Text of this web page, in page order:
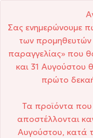
Σας ενημερώνουμε
των προμηθευτών
παραγγελίας» που
και 31 Αυγούστου
πρώτο
Τα προϊόντα που
αποστέλλονται
Αυγούστου, κατά